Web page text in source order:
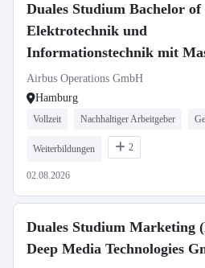
Duales Studium Bachelor of
Elektrotechnik und
Informationstechnik mit
Science Elektrotechnik (d/m/
01.10.2027
Airbus Operations GmbH
Hamburg
Vollzeit Nachhaltiger Arbeitgeber
Weiterbildungen 2
02.08.2026
Duales Studium Marketing
Deep Media Technologies